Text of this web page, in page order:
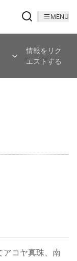
MENU
情報をリク
エストする
アコヤ真珠、南